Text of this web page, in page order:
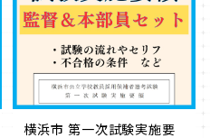
横浜市 第一次試験実施要